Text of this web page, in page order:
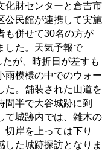
化財センターと倉吉市
公民館が連携して実施
も併せて30名の方が
した。天気予報で
が、時折日が差すも
雨模様の中でのウォー
た。舗装された山道を
間半で大谷城跡に到
て城跡内では、雑木の
切岸を上っては下り
した城跡探訪となりま